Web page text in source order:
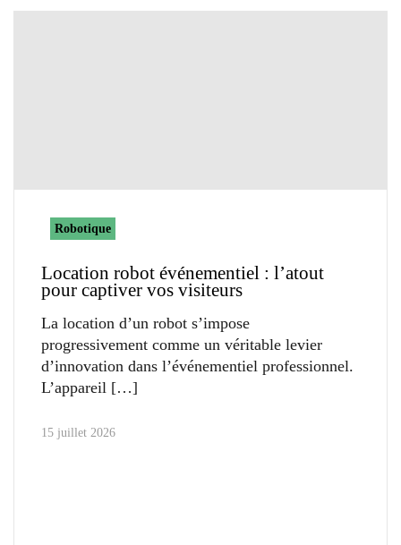
Robotique
Location robot événementiel : l’atout
pour captiver vos visiteurs
La location d’un robot s’impose
progressivement comme un véritable levier
d’innovation dans l’événementiel professionnel.
L’appareil
15 juillet 2026